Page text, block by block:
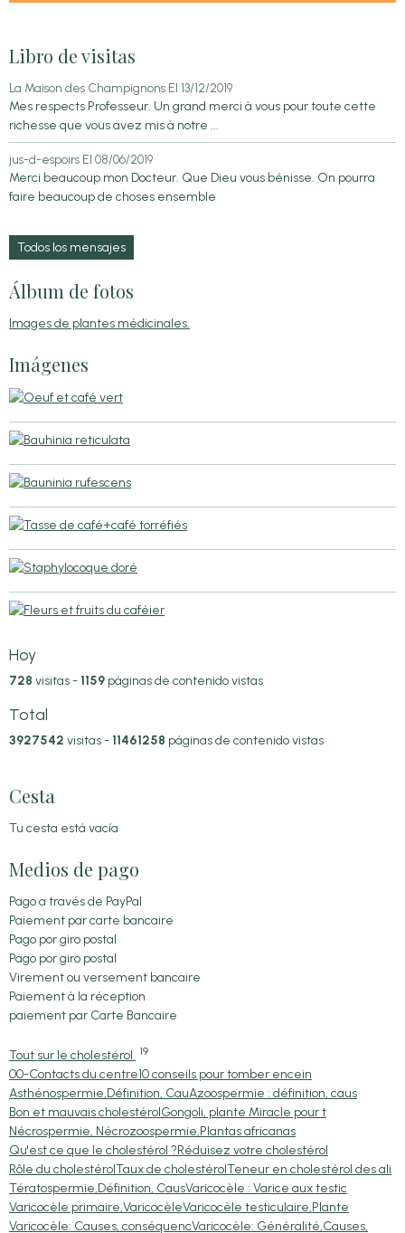
Libro de visitas
La Maison des Champignons El 13/12/2019
Mes respects Professeur. Un grand merci à vous pour toute cette
richesse que vous avez mis à notre ...
jus-d-espoirs El 08/06/2019
Merci beaucoup mon Docteur. Que Dieu vous bénisse. On pourra
faire beaucoup de choses ensemble
Todos los mensajes
Álbum de fotos
Images de plantes médicinales.
Imágenes
Hoy
728 visitas - 1159 páginas de contenido vistas
Total
3927542 visitas - 11461258 páginas de contenido vistas
Cesta
Tu cesta está vacía
Medios de pago
Pago a través de PayPal
Paiement par carte bancaire
Pago por giro postal
Pago por giro postal
Virement ou versement bancaire
Paiement à la réception
paiement par Carte Bancaire
Tout sur le cholestérol 19
00-Contacts du centre10 conseils pour tomber encein
Asthénospermie,Définition, CauAzoospermie : définition, caus
Bon et mauvais cholestérolGongoli, plante Miracle pour t
Nécrospermie, Nécrozoospermie,Plantas africanas
Qu'est ce que le cholestérol ?Réduisez votre cholestérol
Rôle du cholestérolTaux de cholestérolTeneur en cholestérol des ali
Tératospermie,Définition, CausVaricocèle : Varice aux testic
Varicocèle primaire,VaricocèleVaricocèle testiculaire,Plante
Varicocèle: Causes, conséquencVaricocèle: Généralité,Causes,